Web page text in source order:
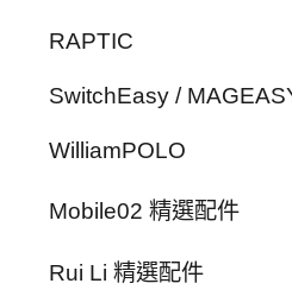
RAPTIC
SwitchEasy /
WilliamPOLO
Mobile02 精選配件
Rui Li 精選配件